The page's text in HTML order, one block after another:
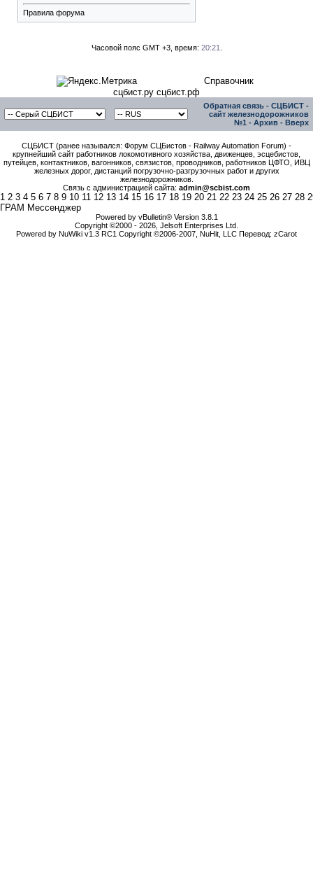
Правила форума
Часовой пояс GMT +3, время: 20:21
Справочник
сцбист.ру сцбист.рф
Обратная связь - СЦБИСТ -
сайт железнодорожников
№1 - Архив - Вверх
СЦБИСТ (ранее назывался: Форум СЦБистов - Railway Automation Forum) -
крупнейший сайт работников локомотивного хозяйства, движенцев, эсцебистов,
путейцев, контактников, вагонников, связистов, проводников, работников ЦФТО, ИВЦ
железных дорог, дистанций погрузочно-разгрузочных работ и других
железнодорожников.
Связь с администрацией сайта: admin@scbist.com
1 2 3 4 5 6 7 8 9 10 11 12 13 14 15 16 17 18 19 20 21 22 23 24 25 26 27 28
ГРАМ Мессенджер
Powered by vBulletin® Version 3.8.1
Copyright ©2000 - 2026, Jelsoft Enterprises Ltd.
Powered by NuWiki v1.3 RC1 Copyright ©2006-2007, NuHit, LLC Перевод: zCarot